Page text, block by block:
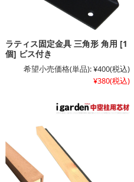
ラティス固定金具 三角形 角用 [1
個] ビス付き
希望小売価格(単品):¥400(税込)
¥380(税込)